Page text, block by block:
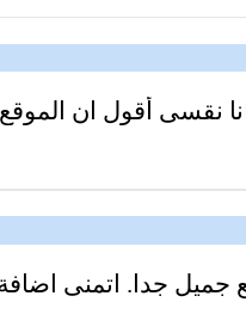
جميل جدا. اتمنى اضافة